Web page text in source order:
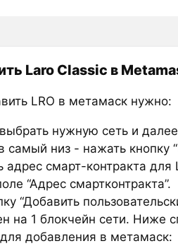
Laro Classic в
LRO в метамаск нужно:
нужную сеть и
самый низ - нажать кнопку
адрес смарт-контракта
“Адрес смартконтракта”.
“Добавить
на 1 блокчейн сети. Ниже
добавления в метамаск: